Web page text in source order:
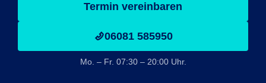
Termin vereinbaren
06081 585950
Mo. – Fr. 07:30 – 20:00 Uhr.